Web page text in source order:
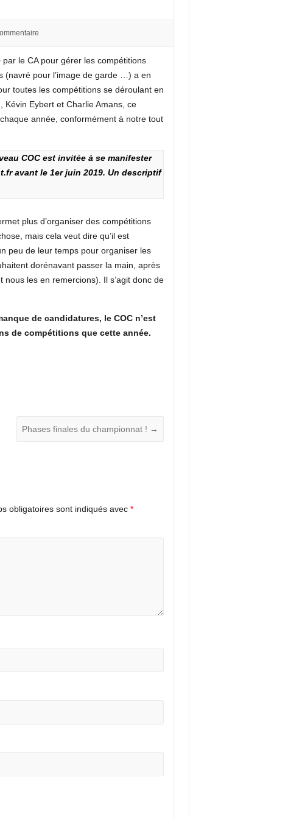
par le CA pour gérer les compétitions
(navré pour l’image de garde …) a en
toutes les compétitions se déroulant en
Eybert et Charlie Amans, ce
année, conformément à notre tout
COC est invitée à se manifester
avant le 1er juin 2019. Un descriptif
plus d’organiser des compétitions
mais cela veut dire qu’il est
peu de leur temps pour organiser les
dorénavant passer la main, après
les en remercions). Il s’agit donc de
de candidatures, le COC n’est
de compétitions que cette année.
Phases finales du championnat ! →
obligatoires sont indiqués avec *